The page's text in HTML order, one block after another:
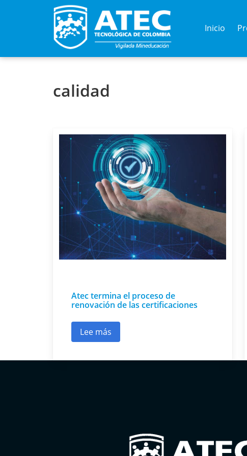
Inicio
calidad
Atec termina el proceso de
renovación de las certificaciones
Lee más
sobre Atec termina el proceso de